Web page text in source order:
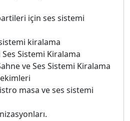
için ses sistemi
kiralama
Sistemi Kiralama
ve Ses Sistemi Kiralama
masa ve ses sistemi